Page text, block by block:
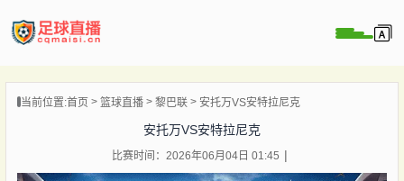
播当前位置:首页 篮球直播 黎巴联 安托万VS安特拉尼克
安托万VS安特拉尼克
比赛时间：2026年06月04日 01:45